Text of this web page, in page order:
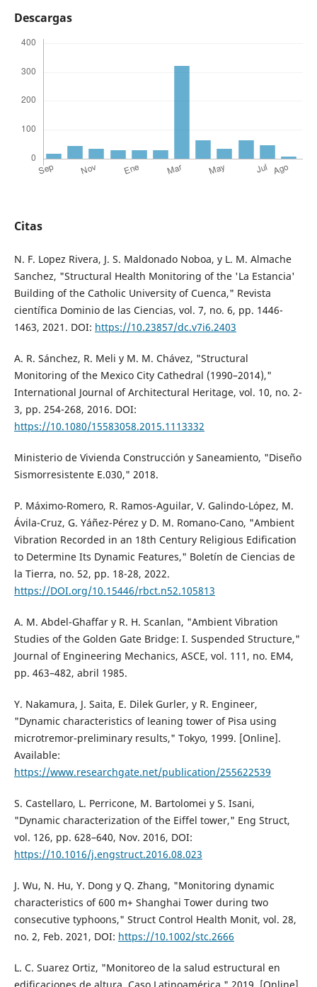
Descargas
Citas
N. F. Lopez Rivera, J. S. Maldonado Noboa, y L. M. Almache
Sanchez, "Structural Health Monitoring of the 'La Estancia'
Building of the Catholic University of Cuenca," Revista
científica Dominio de las Ciencias, vol. 7, no. 6, pp. 1446-
1463, 2021. DOI: https://10.23857/dc.v7i6.2403
A. R. Sánchez, R. Meli y M. M. Chávez, "Structural
Monitoring of the Mexico City Cathedral (1990–2014),"
International Journal of Architectural Heritage, vol. 10, no. 2-
3, pp. 254-268, 2016. DOI:
https://10.1080/15583058.2015.1113332
Ministerio de Vivienda Construcción y Saneamiento, "Diseño
Sismorresistente E.030," 2018.
P. Máximo-Romero, R. Ramos-Aguilar, V. Galindo-López, M.
Ávila-Cruz, G. Yáñez-Pérez y D. M. Romano-Cano, "Ambient
Vibration Recorded in an 18th Century Religious Edification
to Determine Its Dynamic Features," Boletín de Ciencias de
la Tierra, no. 52, pp. 18-28, 2022.
https://DOI.org/10.15446/rbct.n52.105813
A. M. Abdel-Ghaffar y R. H. Scanlan, "Ambient Vibration
Studies of the Golden Gate Bridge: I. Suspended Structure,"
Journal of Engineering Mechanics, ASCE, vol. 111, no. EM4,
pp. 463–482, abril 1985.
Y. Nakamura, J. Saita, E. Dilek Gurler, y R. Engineer,
"Dynamic characteristics of leaning tower of Pisa using
microtremor-preliminary results," Tokyo, 1999. [Online].
Available:
https://www.researchgate.net/publication/255622539
S. Castellaro, L. Perricone, M. Bartolomei y S. Isani,
"Dynamic characterization of the Eiffel tower," Eng Struct,
vol. 126, pp. 628–640, Nov. 2016, DOI:
https://10.1016/j.engstruct.2016.08.023
J. Wu, N. Hu, Y. Dong y Q. Zhang, "Monitoring dynamic
characteristics of 600 m+ Shanghai Tower during two
consecutive typhoons," Struct Control Health Monit, vol. 28,
no. 2, Feb. 2021, DOI: https://10.1002/stc.2666
L. C. Suarez Ortiz, "Monitoreo de la salud estructural en